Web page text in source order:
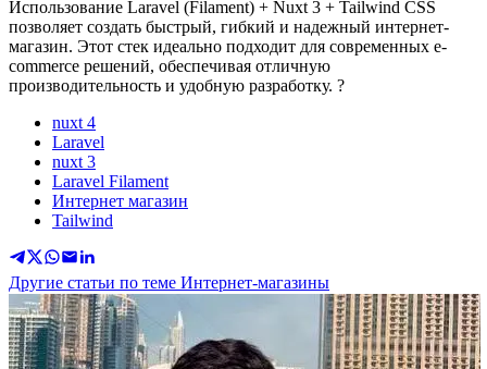
Использование Laravel (Filament) + Nuxt 3 + Tailwind CSS
позволяет создать быстрый, гибкий и надежный интернет-
магазин. Этот стек идеально подходит для современных e-
commerce решений, обеспечивая отличную
производительность и удобную разработку. ?
nuxt 4
Laravel
nuxt 3
Laravel Filament
Интернет магазин
Tailwind
Другие статьи по теме Интернет-магазины